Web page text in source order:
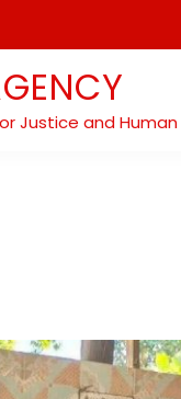
Justice and Human